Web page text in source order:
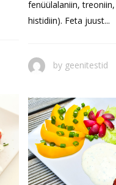
fenüülalaniin,
histidiin). Feta juust...
by geenitestid